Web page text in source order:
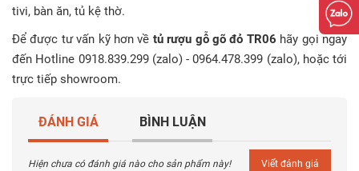
tivi, bàn ăn, tủ kệ thờ.
Để được tư vấn kỹ hơn về tủ rượu gỗ gõ đỏ TR06 hãy gọi ngay
đến Hotline 0918.839.299 (zalo) - 0964.478.399 (zalo), hoặc tới
trực tiếp showroom.
ĐÁNH GIÁ BÌNH LUẬN
Hiện chưa có đánh giá nào cho sản phẩm này! Viết đánh giá